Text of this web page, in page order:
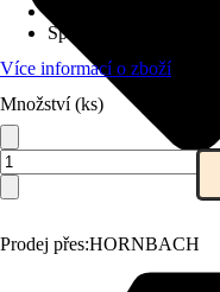
Prodej přes:HORNBACH
Specifikace materiálu
Více informací o zboží
Množství (ks)